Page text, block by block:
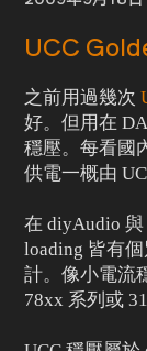
UCC
之前用過幾次
好。但用在
穩壓。每看國
供電一概由
在 diyAudio
loading 皆有
計。像小電流
78xx 系列或